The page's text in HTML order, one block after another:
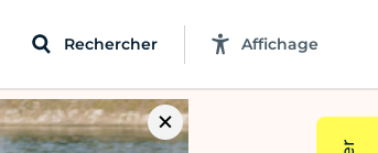
Rechercher Affichage